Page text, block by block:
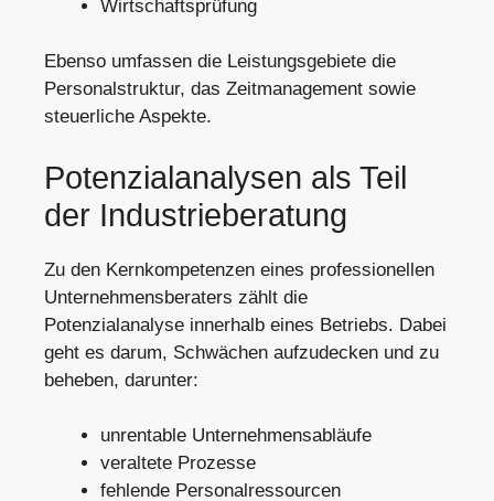
Wirtschaftsprüfung
Ebenso umfassen die Leistungsgebiete die
Personalstruktur, das Zeitmanagement sowie
steuerliche Aspekte.
Potenzialanalysen als Teil
der Industrieberatung
Zu den Kernkompetenzen eines professionellen
Unternehmensberaters zählt die
Potenzialanalyse innerhalb eines Betriebs. Dabei
geht es darum, Schwächen aufzudecken und zu
beheben, darunter:
unrentable Unternehmensabläufe
veraltete Prozesse
fehlende Personalressourcen